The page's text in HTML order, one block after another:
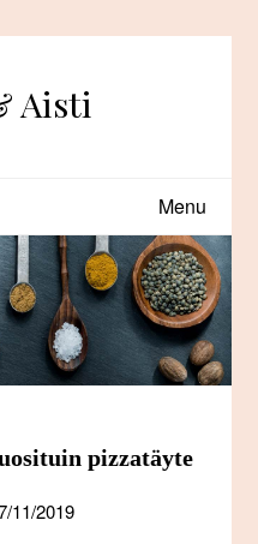
Aisti
Menu
pizzatäyte
11/2019